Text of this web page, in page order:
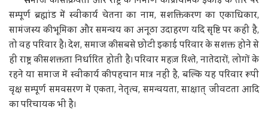
सम्पूर्ण ब्रह्मांड में स्वीकार्य चेतना का नाम, सशक्तिकरण का एकाधिकार,
सामंजस्य की भूमिका और समन्वय का अनूठा उदाहरण यदि सृष्टि पर कहीं है,
तो वह परिवार है। देश, समाज की सबसे छोटी इकाई परिवार के सशक्त होने से
ही राष्ट्र की सशक्तता निर्धारित होती है। परिवार महज़ रिश्ते, नातेदारों, लोगों के
रहने या समाज में स्वीकार्य की पहचान मात्र नहीं है, बल्कि यह परिवार रूपी
वृक्ष सम्पूर्ण समवसरण में एकता, नेतृत्व, समन्वयता, साक्षात् जीवटता आदि
का परिचायक भी है।